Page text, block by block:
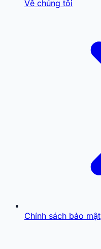
Về chúng tôi
Chính sách bảo mật